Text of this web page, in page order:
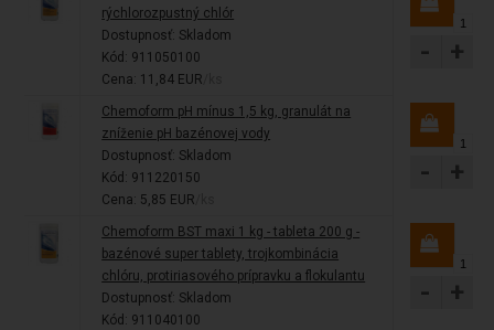
rýchlorozpustný chlór
Dostupnosť: Skladom
Kód: 911050100
Cena: 11,84 EUR
- +
Chemoform pH mínus 1,5 kg, granulát na
zníženie pH bazénovej vody
Dostupnosť: Skladom
Kód: 911220150
Cena: 5,85 EUR
- +
Chemoform BST maxi 1 kg - tableta 200 g -
bazénové super tablety, trojkombinácia
chlóru, protiriasového prípravku a flokulantu
Dostupnosť: Skladom
Kód: 911040100
- +